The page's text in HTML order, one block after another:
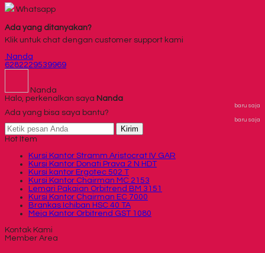
Whatsapp
Ada yang ditanyakan?
Klik untuk chat dengan customer support kami
Nanda
6282229539969
Nanda
Halo, perkenalkan saya Nanda
baru saja
Ada yang bisa saya bantu?
baru saja
Kirim
Hot Item
Kursi Kantor Stramm Aristocrat IV GAR
Kursi Kantor Donati Prava 2 N HDT
Kursi kantor Ergotec 502 T
Kursi Kantor Chairman MC 2153
Lemari Pakaian Orbitrend BM 3151
Kursi Kantor Chairman EC 7000
Brankas Ichiban HSC 40 TA
Meja Kantor Orbitrend GST 1080
Kontak Kami
Member Area